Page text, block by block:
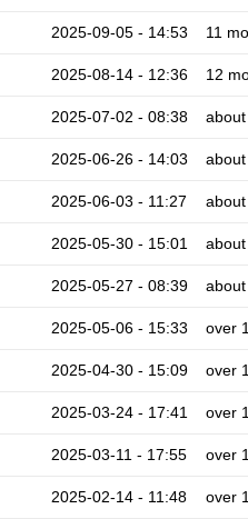
2025-09-05 - 14:53 11
2025-08-14 - 12:36 12
2025-07-02 - 08:38
2025-06-26 - 14:03
2025-06-03 - 11:27
2025-05-30 - 15:01
2025-05-27 - 08:39
2025-05-06 - 15:33 over
2025-04-30 - 15:09 over
2025-03-24 - 17:41 over
2025-03-11 - 17:55 over
2025-02-14 - 11:48 over